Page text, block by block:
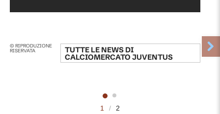
© RIPRODUZIONE
RISERVATA TUTTE LE NEWS DI
CALCIOMERCATO JUVENTUS
1 / 2